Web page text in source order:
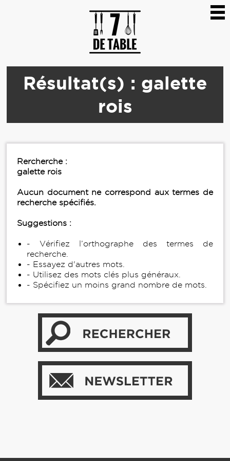
Résultat(s) : galette
rois
Rercherche :
galette rois
Aucun document ne correspond aux termes de
recherche spécifiés.
Suggestions :
- Vérifiez l’orthographe des termes de
recherche.
- Essayez d'autres mots.
- Utilisez des mots clés plus généraux.
- Spécifiez un moins grand nombre de mots.